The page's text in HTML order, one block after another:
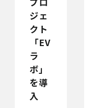
ジェ
クト
「EV
ラ
ボ」
を導
入